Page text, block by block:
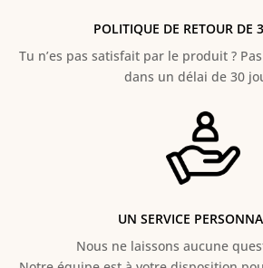
POLITIQUE DE RETOUR DE
Tu n’es pas satisfait par le produit ?
dans un délai de 30
UN SERVICE
Nous ne laissons aucune